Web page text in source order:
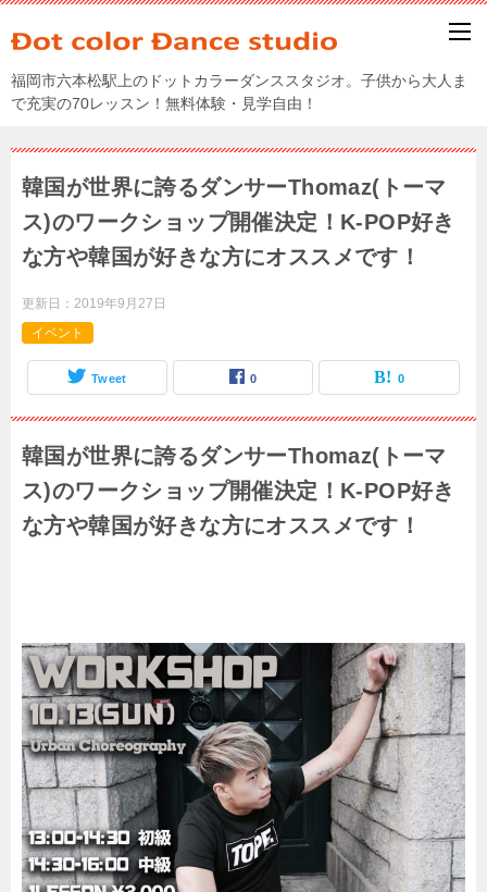
福岡市六本松駅上のドットカラーダンススタジオ。子供から大人ま
で充実の70レッスン！無料体験・見学自由！
韓国が世界に誇るダンサーThomaz(トーマ
ス)のワークショップ開催決定！K-POP好き
な方や韓国が好きな方にオススメです！
更新日： 2019年9月27日
イベント
Tweet 0 0
韓国が世界に誇るダンサーThomaz(トーマ
ス)のワークショップ開催決定！K-POP好き
な方や韓国が好きな方にオススメです！